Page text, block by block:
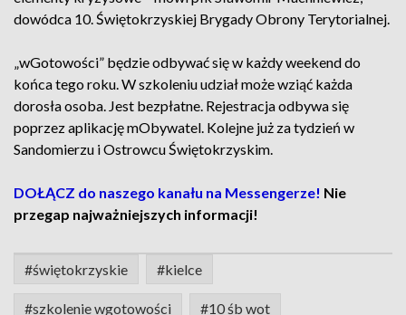
dowódca 10. Świętokrzyskiej Brygady Obrony Terytorialnej.
„wGotowości” będzie odbywać się w każdy weekend do
końca tego roku. W szkoleniu udział może wziąć każda
dorosła osoba. Jest bezpłatne. Rejestracja odbywa się
poprzez aplikację mObywatel. Kolejne już za tydzień w
Sandomierzu i Ostrowcu Świętokrzyskim.
DOŁĄCZ do naszego kanału na Messengerze! Nie
przegap najważniejszych informacji!
#świętokrzyskie #kielce
#szkolenie wgotowości #10 śb wot